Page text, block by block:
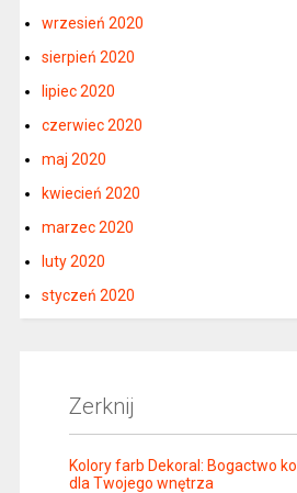
wrzesień 2020
sierpień 2020
lipiec 2020
czerwiec 2020
maj 2020
kwiecień 2020
marzec 2020
luty 2020
styczeń 2020
Zerknij
Kolory farb Dekoral: Bogactwo
dla Twojego wnętrza